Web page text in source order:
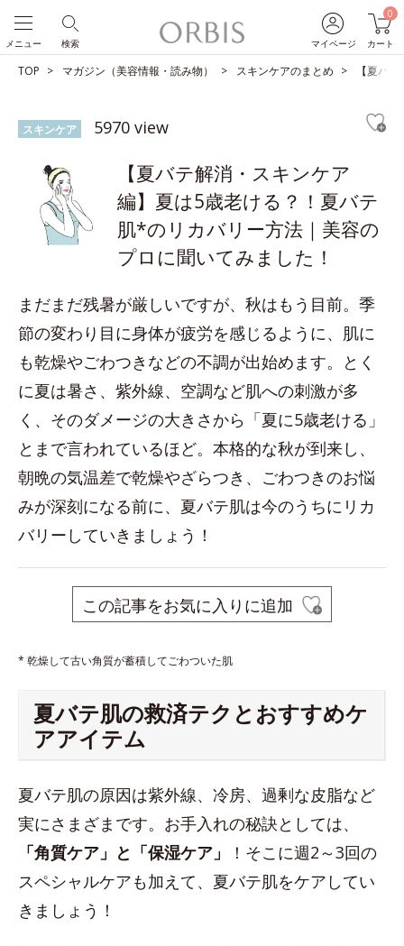
マイページ
0
カート
検索
メニュー
TOP マガジン（美容情報・読み物） スキンケアのまとめ 【夏バ
スキンケア 5970 view
【夏バテ解消・スキンケア
編】夏は5歳老ける？！夏バテ
肌*のリカバリー方法｜美容の
プロに聞いてみました！
まだまだ残暑が厳しいですが、秋はもう目前。季
節の変わり目に身体が疲労を感じるように、肌に
も乾燥やごわつきなどの不調が出始めます。とく
に夏は暑さ、紫外線、空調など肌への刺激が多
く、そのダメージの大きさから「夏に5歳老ける」
とまで言われているほど。本格的な秋が到来し、
朝晩の気温差で乾燥やざらつき、ごわつきのお悩
みが深刻になる前に、夏バテ肌は今のうちにリカ
バリーしていきましょう！
この記事をお気に入りに追加
* 乾燥して古い角質が蓄積してごわついた肌
夏バテ肌の救済テクとおすすめケ
アアイテム
夏バテ肌の原因は紫外線、冷房、過剰な皮脂など
実にさまざまです。お手入れの秘訣としては、
「角質ケア」と「保湿ケア」
！そこに週2～3回の
スペシャルケアも加えて、夏バテ肌をケアしてい
きましょう！